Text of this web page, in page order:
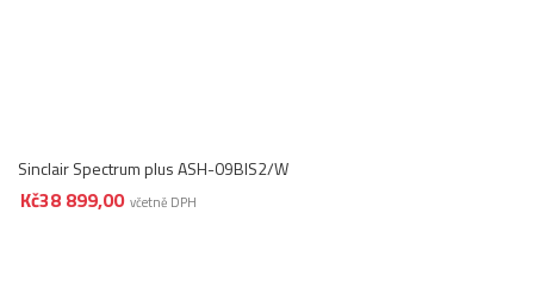
Sinclair Spectrum plus ASH-09BIS2/W
Kč38 899,00 včetně DPH